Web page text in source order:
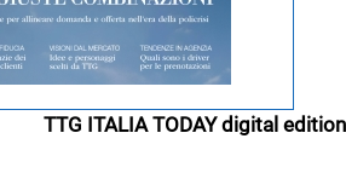
TTG ITALIA TODAY digital edition